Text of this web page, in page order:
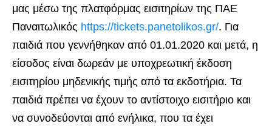
μας μέσω της πλατφόρμας εισιτηρίων της ΠΑΕ
Παναιτωλικός https://tickets.panetolikos.gr/. Για
παιδιά που γεννήθηκαν από 01.01.2020 και μετά, η
είσοδος είναι δωρεάν με υποχρεωτική έκδοση
εισιτηρίου μηδενικής τιμής από τα εκδοτήρια. Τα
παιδιά πρέπει να έχουν το αντίστοιχο εισιτήριο και
να συνοδεύονται από ενήλικα, που τα έχει